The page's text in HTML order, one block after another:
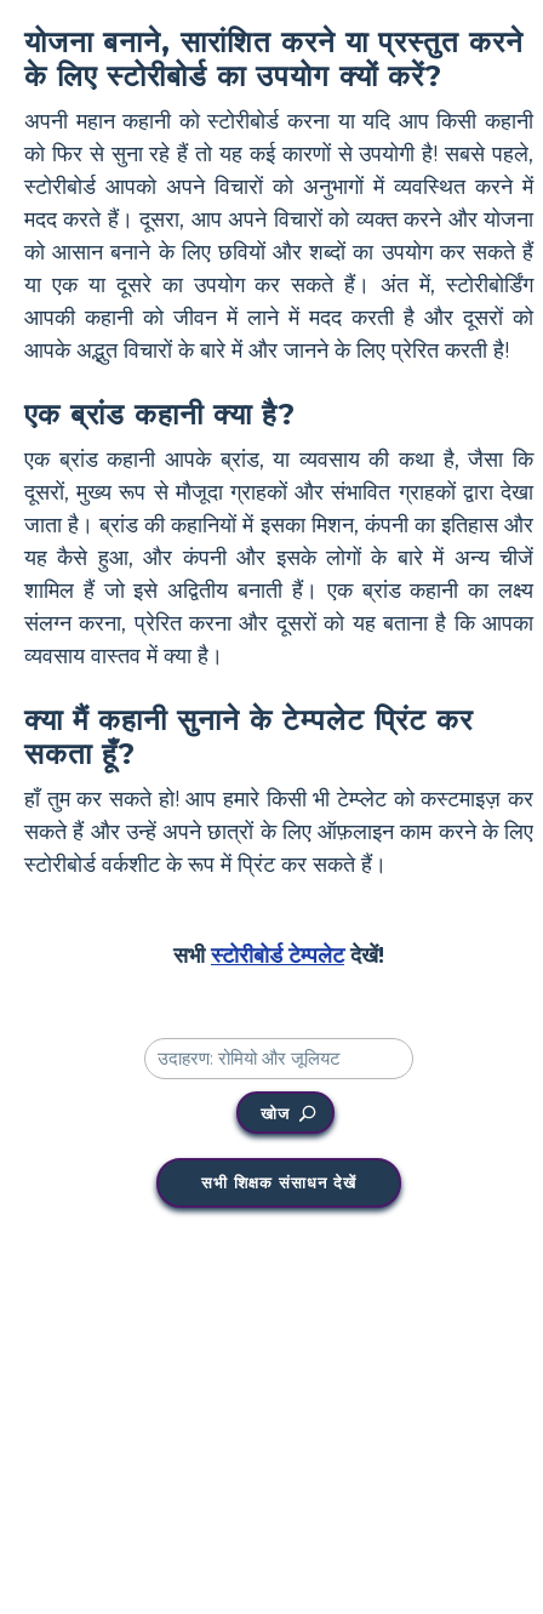
योजना बनाने, सारांशित करने या प्रस्तुत करने
के लिए स्टोरीबोर्ड का उपयोग क्यों करें?
अपनी महान कहानी को स्टोरीबोर्ड करना या यदि आप किसी कहानी
को फिर से सुना रहे हैं तो यह कई कारणों से उपयोगी है! सबसे पहले,
स्टोरीबोर्ड आपको अपने विचारों को अनुभागों में व्यवस्थित करने में
मदद करते हैं। दूसरा, आप अपने विचारों को व्यक्त करने और योजना
को आसान बनाने के लिए छवियों और शब्दों का उपयोग कर सकते हैं
या एक या दूसरे का उपयोग कर सकते हैं। अंत में, स्टोरीबोर्डिंग
आपकी कहानी को जीवन में लाने में मदद करती है और दूसरों को
आपके अद्भुत विचारों के बारे में और जानने के लिए प्रेरित करती है!
एक ब्रांड कहानी क्या है?
एक ब्रांड कहानी आपके ब्रांड, या व्यवसाय की कथा है, जैसा कि
दूसरों, मुख्य रूप से मौजूदा ग्राहकों और संभावित ग्राहकों द्वारा देखा
जाता है। ब्रांड की कहानियों में इसका मिशन, कंपनी का इतिहास और
यह कैसे हुआ, और कंपनी और इसके लोगों के बारे में अन्य चीजें
शामिल हैं जो इसे अद्वितीय बनाती हैं। एक ब्रांड कहानी का लक्ष्य
संलग्न करना, प्रेरित करना और दूसरों को यह बताना है कि आपका
व्यवसाय वास्तव में क्या है।
क्या मैं कहानी सुनाने के टेम्पलेट प्रिंट कर
सकता हूँ?
हाँ तुम कर सकते हो! आप हमारे किसी भी टेम्प्लेट को कस्टमाइज़ कर
सकते हैं और उन्हें अपने छात्रों के लिए ऑफ़लाइन काम करने के लिए
स्टोरीबोर्ड वर्कशीट के रूप में प्रिंट कर सकते हैं।
सभीस्टोरीबोर्ड टेम्पलेटदेखें!
खोज
सभी शिक्षक संसाधन देखें